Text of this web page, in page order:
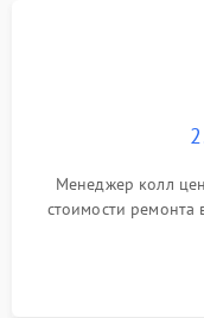
Менеджер колл
стоимости